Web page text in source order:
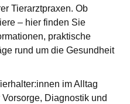
Tierarztpraxen. Ob
– hier finden Sie
praktische
rund um die Gesundheit
im Alltag
Diagnostik und